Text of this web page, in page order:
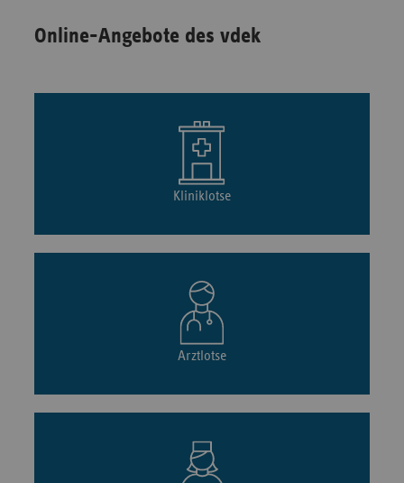
Online-Angebote des vdek
Kliniklotse
Arztlotse